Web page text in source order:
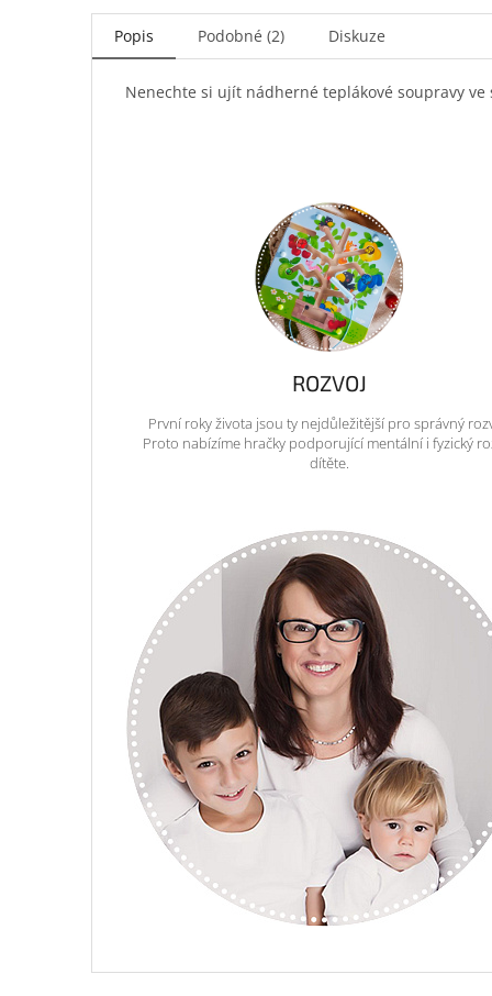
Popis Podobné (2) Diskuze
Nenechte si ujít nádherné teplákové soupravy
ROZVOJ
První roky života jsou ty nejdůležitější pro správný
Proto nabízíme hračky podporující mentální i fyzický
dítěte.